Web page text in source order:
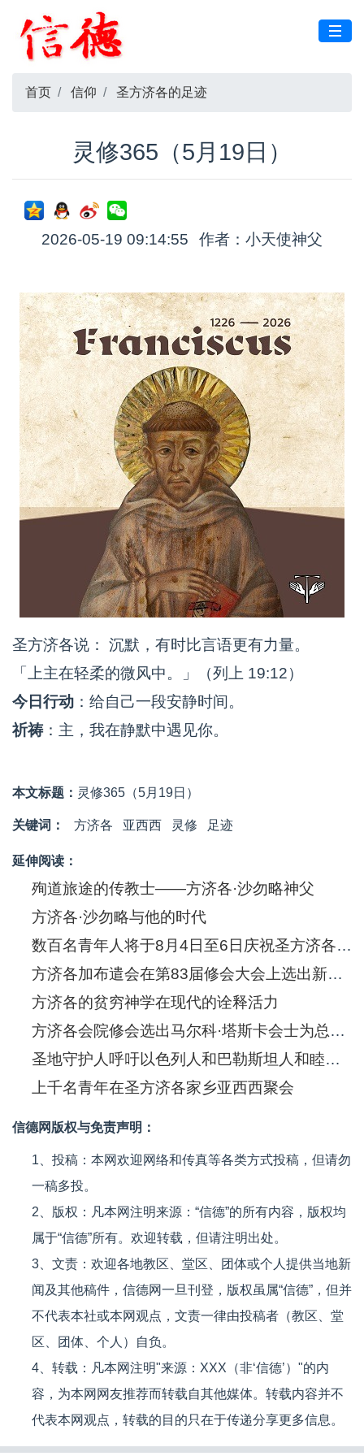
首页 信仰 圣方济各的足迹
灵修365（5月19日）
2026-05-19 09:14:55 作者：小天使神父
圣方济各说： 沉默，有时比言语更有力量。
「上主在轻柔的微风中。」（列上 19:12）
今日行动 ：给自己一段安静时间。
祈祷：主，我在静默中遇见你。
本文标题： 灵修365（5月19日）
关键词： 方济各 亚西西 灵修 足迹
延伸阅读：
殉道旅途的传教士——方济各·沙勿略神父
方济各·沙勿略与他的时代
数百名青年人将于8月4日至6日庆祝圣方济各·沙勿略诞生五百年
方济各加布遣会在第83届修会大会上选出新的总会长
方济各的贫穷神学在现代的诠释活力
方济各会院修会选出马尔科·塔斯卡会士为总会长
圣地守护人呼吁以色列人和巴勒斯坦人和睦共处
上千名青年在圣方济各家乡亚西西聚会
信德网版权与免责声明：
1、投稿：本网欢迎网络和传真等各类方式投稿，但请勿
一稿多投。
2、版权：凡本网注明来源：“信德”的所有内容，版权均
属于“信德”所有。欢迎转载，但请注明出处。
3、文责：欢迎各地教区、堂区、团体或个人提供当地新
闻及其他稿件，信德网一旦刊登，版权虽属“信德”，但并
不代表本社或本网观点，文责一律由投稿者（教区、堂
区、团体、个人）自负。
4、转载：凡本网注明"来源：XXX（非‘信德’）"的内
容，为本网网友推荐而转载自其他媒体。转载内容并不
代表本网观点，转载的目的只在于传递分享更多信息。